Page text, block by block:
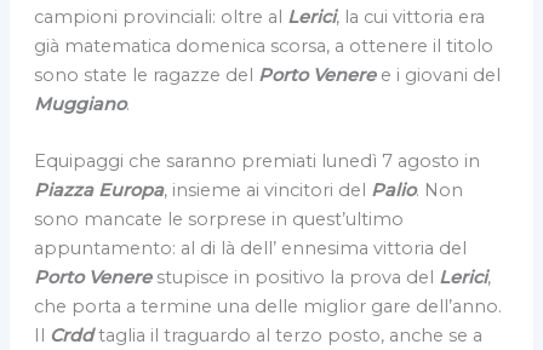
campioni provinciali: oltre al Lerici, la cui vittoria era
già matematica domenica scorsa, a ottenere il titolo
sono state le ragazze del Porto Veneree i giovani del
Muggiano.
Equipaggi che saranno premiati lunedì 7 agosto in
Piazza Europa, insieme ai vincitori del Palio. Non
sono mancate le sorprese in quest’ultimo
appuntamento: al di là dell’ ennesima vittoria del
Porto Venerestupisce in positivo la prova del Lerici,
che porta a termine una delle miglior gare dell’anno.
Il Crddtaglia il traguardo al terzo posto, anche se a